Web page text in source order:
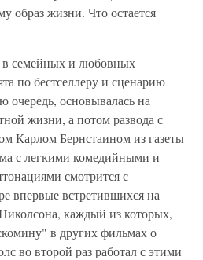
образ жизни. Что остается
семейных и любовных
по бестселлеру и сценарию
очередь, основывалась на
жизни, а потом развода с
Карлом Бернстаином из газеты
с легкими комедийными и
смотрится с
впервые встретившихся на
каждый из которых,
в других фильмах о
во второй раз работал с этими